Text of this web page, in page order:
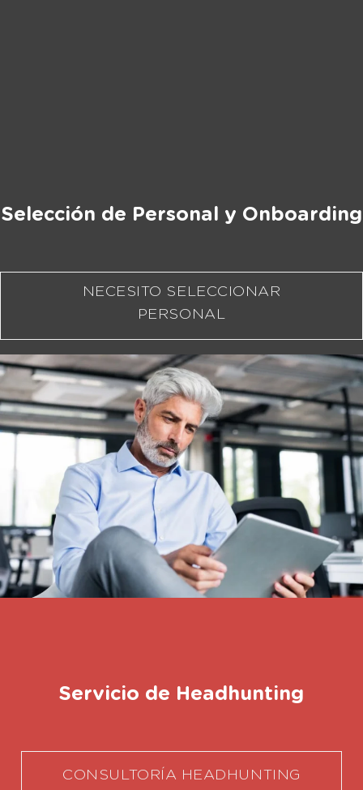
Selección de Personal y Onboarding
NECESITO SELECCIONAR
PERSONAL
Servicio de Headhunting
CONSULTORÍA HEADHUNTING